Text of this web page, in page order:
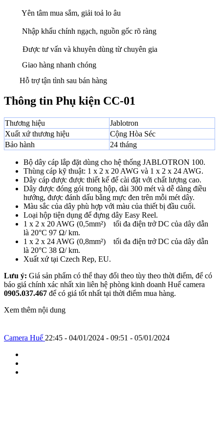
Yên tâm mua sắm, giải toả lo âu
Nhập khẩu chính ngạch, nguồn gốc rõ ràng
Được tư vấn và khuyên dùng từ chuyên gia
Giao hàng nhanh chóng
Hỗ trợ tận tình sau bán hàng
Thông tin Phụ kiện CC-01
Thương hiệu
Jablotron
Xuất xứ thương hiệu
Cộng Hòa Séc
Bảo hành
24 tháng
Bộ dây cáp lắp đặt dùng cho hệ thống JABLOTRON 100.
Thùng cáp kỹ thuật: 1 x 2 x 20 AWG và 1 x 2 x 24 AWG.
Dây cáp được được thiết kế để cài đặt với chất lượng cao.
Dây được đóng gói trong hộp, dài 300 mét và dễ dàng điều
hướng, được đánh dấu bằng mực đen trên mỗi mét dây.
Màu sắc của dây phù hợp với màu của thiết bị đầu cuối.
Loại hộp tiện dụng để đựng dây Easy Reel.
1 x 2 x 20 AWG (0,5mm²) tối đa điện trở DC của dây dẫn
là 20°C 97 Ω/ km.
1 x 2 x 24 AWG (0,8mm²) tối đa điện trở DC của dây dẫn
là 20°C 38 Ω/ km.
Xuất xứ tại Czech Rep, EU.
Lưu ý: Giá sản phẩm có thể thay đổi theo tùy theo thời điểm, để có
báo giá chính xác nhất xin liên hệ phòng kinh doanh Huế camera
0905.037.467 để có giá tốt nhất tại thời điểm mua hàng.
Xem thêm nội dung
Camera Huế 22:45 - 04/01/2024 - 09:51 - 05/01/2024